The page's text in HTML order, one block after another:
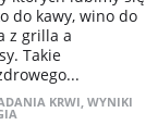
do kawy, wino do
z grilla a
Takie
KRWI, WYNIKI